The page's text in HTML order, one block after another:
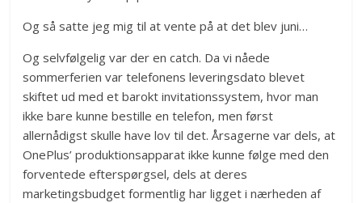
Og så satte jeg mig til at vente på at det blev juni…
Og selvfølgelig var der en catch. Da vi nåede
sommerferien var telefonens leveringsdato blevet
skiftet ud med et barokt invitationssystem, hvor man
ikke bare kunne bestille en telefon, men først
allernådigst skulle have lov til det. Årsagerne var dels, at
OnePlus’ produktionsapparat ikke kunne følge med den
forventede efterspørgsel, dels at deres
marketingsbudget formentlig har ligget i nærheden af